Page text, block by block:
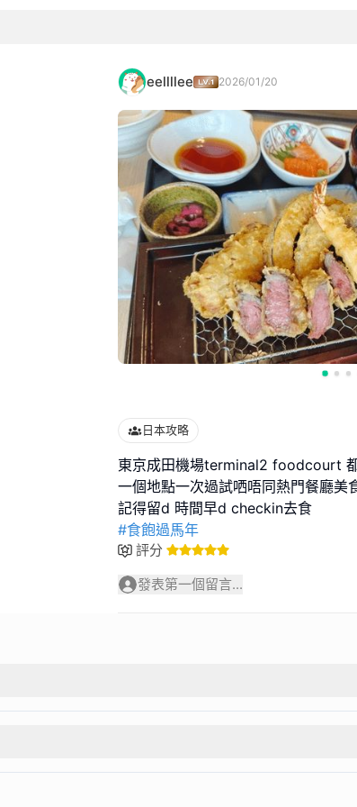
eellllee 2026/01/20
日本攻略
東京成田機場terminal2 foodcourt
一個地點一次過試哂唔同熱門餐廳美
#食飽過馬年
評分
發表第一個留言...